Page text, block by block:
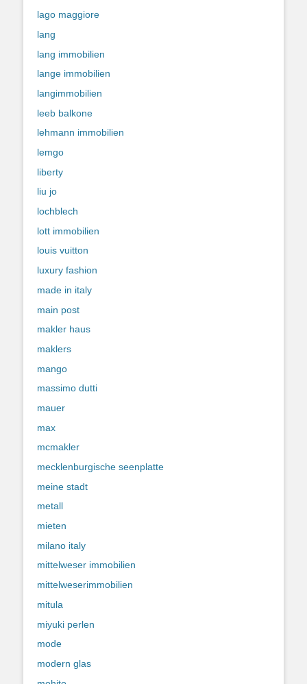
lago maggiore
lang
lang immobilien
lange immobilien
langimmobilien
leeb balkone
lehmann immobilien
lemgo
liberty
liu jo
lochblech
lott immobilien
louis vuitton
luxury fashion
made in italy
main post
makler haus
maklers
mango
massimo dutti
mauer
max
mcmakler
mecklenburgische seenplatte
meine stadt
metall
mieten
milano italy
mittelweser immobilien
mittelweserimmobilien
mitula
miyuki perlen
mode
modern glas